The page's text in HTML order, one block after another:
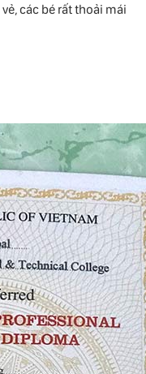
các bé rất thoải mái